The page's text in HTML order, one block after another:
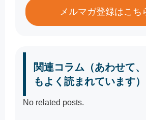
メルマガ登録はこち
関連コラム（あわせて
もよく読まれています）
No related posts.